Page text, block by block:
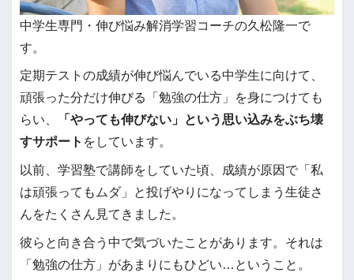
中学生専門・伸び悩み解消学習コーチの久松隆一で
す。
定期テストの成績が伸び悩んでいる中学生に向けて、
頑張った分だけ伸びる「勉強の仕方」を身につけても
らい、
「やっても伸びない」という思い込みをぶち壊
すサポート をしています。
以前、学習塾で講師をしていた頃、成績が原因で「私
は頑張ってもムダ」と投げやりになってしまう生徒さ
んをたくさん見てきました。
彼らと向き合う中で気づいたことがあります。それは
「勉強の仕方」があまりにもひどい…ということ。